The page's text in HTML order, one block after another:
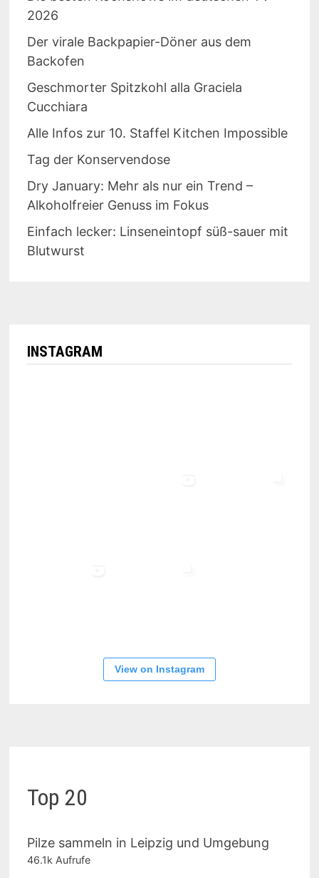
2026
Der virale Backpapier-Döner aus dem
Backofen
Geschmorter Spitzkohl alla Graciela
Cucchiara
Alle Infos zur 10. Staffel Kitchen Impossible
Tag der Konservendose
Dry January: Mehr als nur ein Trend –
Alkoholfreier Genuss im Fokus
Einfach lecker: Linseneintopf süß-sauer mit
Blutwurst
INSTAGRAM
View on Instagram
Top 20
Pilze sammeln in Leipzig und Umgebung
46.1k Aufrufe